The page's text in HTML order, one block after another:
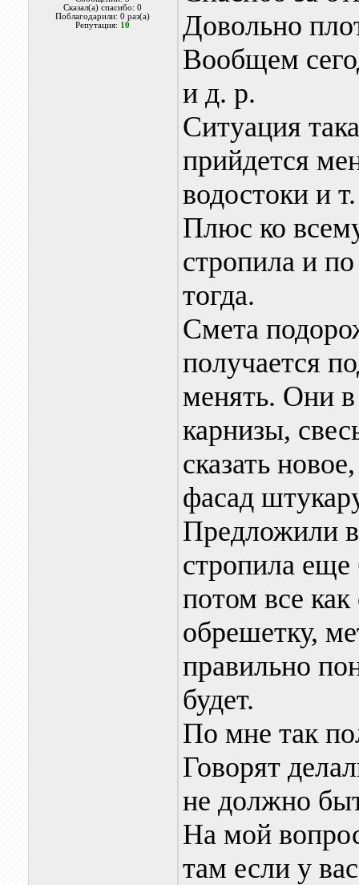
Сказал(а) спасибо: 0
Поблагодарили: 0 раз(а)
Репутация: 10
Довольно
Вообщем
и д. р.
Ситуация
прийдется
водостоки и
Плюс ко
стропила и
тогда.
Смета
получается
менять. Они в
карнизы,
сказать
фасад
Предложили
стропила
потом все
обрешетку,
правильно
будет.
По мне так
Говорят
не должно
На мой
там если у